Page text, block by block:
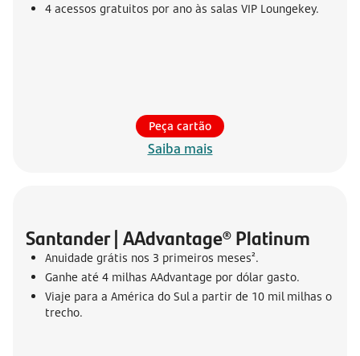
4 acessos gratuitos por ano às salas VIP Loungekey.
Peça cartão
Saiba mais
Santander | AAdvantage® Platinum
Anuidade grátis nos 3 primeiros meses².
Ganhe até 4 milhas AAdvantage por dólar gasto.
Viaje para a América do Sul a partir de 10 mil milhas o
trecho.